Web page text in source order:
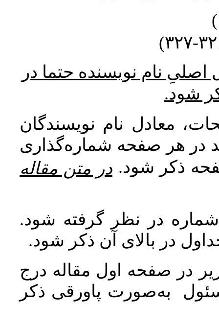
نام نویسنده حتما در
شود.
معادل نام نویسندگان
در هر صفحه شماره‌گذاری
ذکر شود. در متن مقاله
در نظر گرفته شود.
در بالای آن ذکر شود.
در صفحه اول مقاله درج
به‌صورت پاورقی ذکر